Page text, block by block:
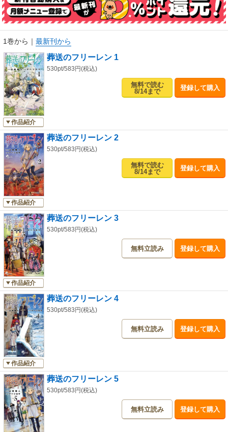
英雄たちの“生き様”を物語る、後日譚（アフター）ファンタジー！
1巻から ｜ 最新刊から
作品紹介
葬送のフリーレン 1
530pt/583円(税込)
無料で読む
8/14まで
登録して購入
作品紹介
葬送のフリーレン 2
530pt/583円(税込)
無料で読む
8/14まで
登録して購入
作品紹介
葬送のフリーレン 3
530pt/583円(税込)
無料立読み 登録して購入
作品紹介
葬送のフリーレン 4
530pt/583円(税込)
無料立読み 登録して購入
葬送のフリーレン 5
530pt/583円(税込)
無料立読み 登録して購入